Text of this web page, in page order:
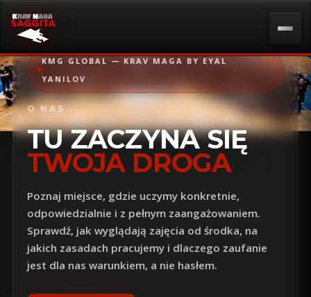
KMG GLOBAL — KRAV MAGA BY EYAL
YANILOV
O NAS
TU ZACZYNA SIĘ
TWOJA DROGA
Poznaj miejsce, gdzie uczymy konkretnie,
odpowiedzialnie i z pełnym zaangażowaniem.
Sprawdź, jak wyglądają zajęcia od środka, na
jakich zasadach pracujemy i dlaczego zaufanie
jest dla nas warunkiem, a nie hasłem.